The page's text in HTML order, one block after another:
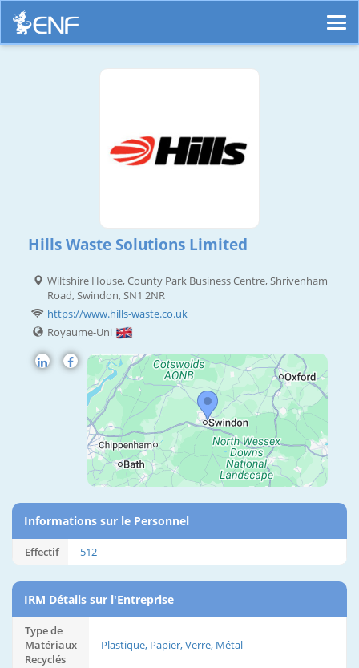
Hills Waste Solutions Limited
Wiltshire House, County Park Business Centre, Shrivenham
Road, Swindon, SN1 2NR
https://www.hills-waste.co.uk
Royaume-Uni
Informations sur le Personnel
Effectif 512
IRM Détails sur l'Entreprise
Type de
Matériaux
Recyclés
Plastique, Papier, Verre, Métal